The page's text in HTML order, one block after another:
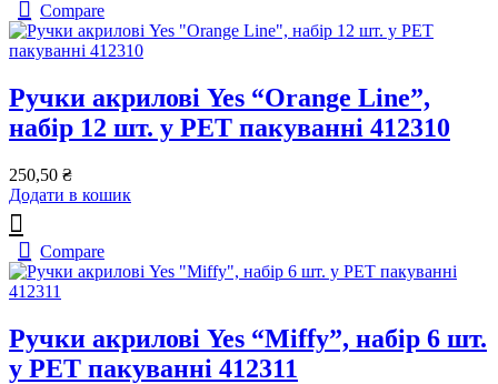
Compare
Ручки акрилові Yes “Orange Line”,
набір 12 шт. у PET пакуванні 412310
250,50 ₴
Додати в кошик
Compare
Ручки акрилові Yes “Miffy”, набір 6 шт.
у PET пакуванні 412311